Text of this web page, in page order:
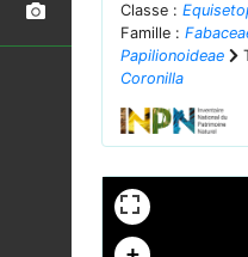
Classe :
Famille :
Papilionoideae
Coronilla